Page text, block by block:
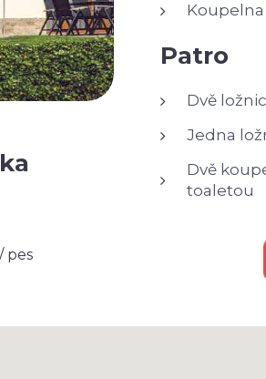
pes
Patro
Dvě
Jedna
Dvě
toaletou